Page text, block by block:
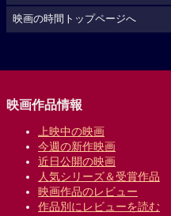
映画の時間トップページへ
映画作品情報
上映中の映画
今週の新作映画
近日公開の映画
人気シリーズ＆受賞作品
映画作品のレビュー
作品別にレビューを読む